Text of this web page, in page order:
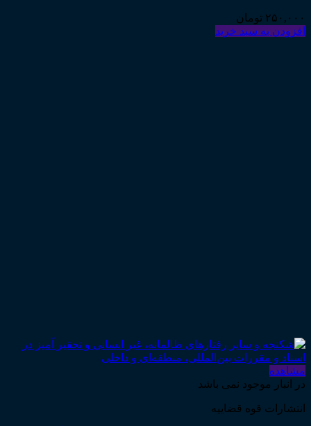
۲۵۰,۰۰۰ تومان
افزودن به سبد خرید
مشاهده
در انبار موجود نمی باشد
انتشارات قوه قضاییه